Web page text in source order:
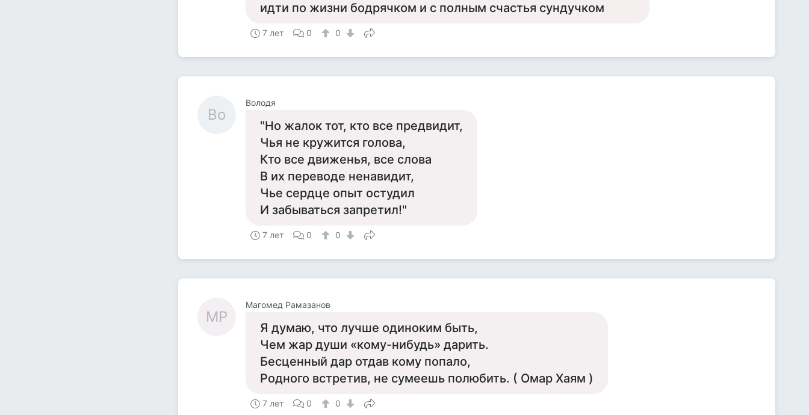
идти по жизни бодрячком и с полным счастья сундучком
7 лет 0 0
Во
Володя
"Но жалок тот, кто все предвидит,
Чья не кружится голова,
Кто все движенья, все слова
В их переводе ненавидит,
Чье сердце опыт остудил
И забываться запретил!"
7 лет 0 0
МР
Магомед Рамазанов
Я думаю, что лучше одиноким быть,
Чем жар души «кому-нибудь» дарить.
Бесценный дар отдав кому попало,
Родного встретив, не сумеешь полюбить. ( Омар Хаям )
7 лет 0 0